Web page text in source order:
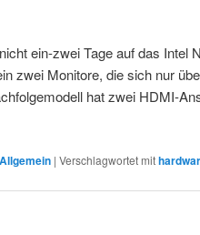
ein-zwei Tage auf das Intel
zwei Monitore, die sich nur
hat zwei HDMI-
Allgemein | Verschlagwortet mit